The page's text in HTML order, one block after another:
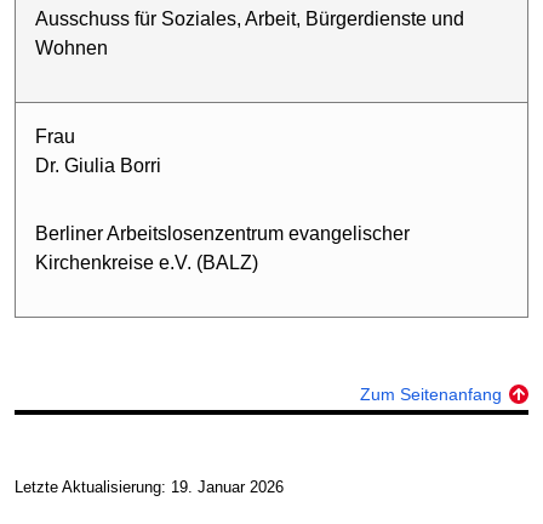
Ausschuss für Soziales, Arbeit, Bürgerdienste und
Wohnen
Frau
Dr. Giulia Borri
Berliner Arbeitslosenzentrum evangelischer
Kirchenkreise e.V. (BALZ)
Zum Seitenanfang
Letzte Aktualisierung: 19. Januar 2026